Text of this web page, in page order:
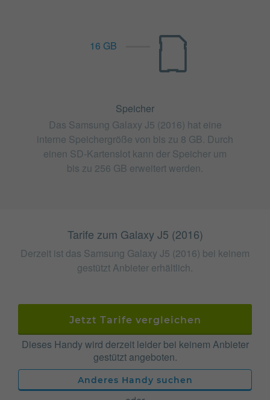
16 GB
Speicher
Das Samsung Galaxy J5 (2016) hat eine
interne Speichergröße von bis zu 8 GB. Durch
einen SD-Kartenslot kann der Speicher um
bis zu 256 GB erweitert werden.
Tarife zum Galaxy J5 (2016)
Derzeit ist das Samsung Galaxy J5 (2016) bei keinem
gestützt Anbieter erhältlich.
Jetzt Tarife vergleichen
Dieses Handy wird derzeit leider bei keinem Anbieter
gestützt angeboten.
Anderes Handy suchen